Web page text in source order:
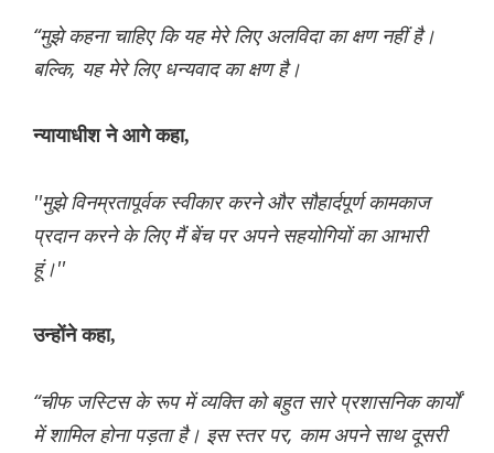
“मुझे कहना चाहिए कि यह मेरे लिए अलविदा का क्षण नहीं है।
बल्कि, यह मेरे लिए धन्यवाद का क्षण है।
न्यायाधीश ने आगे कहा,
''मुझे विनम्रतापूर्वक स्वीकार करने और सौहार्दपूर्ण कामकाज
प्रदान करने के लिए मैं बेंच पर अपने सहयोगियों का आभारी
हूं।''
उन्होंने कहा,
“चीफ जस्टिस के रूप में व्यक्ति को बहुत सारे प्रशासनिक कार्यों
में शामिल होना पड़ता है। इस स्तर पर, काम अपने साथ दूसरी